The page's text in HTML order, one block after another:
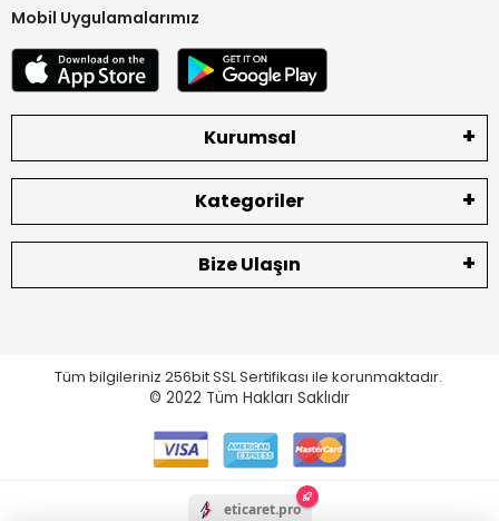
Mobil Uygulamalarımız
Kurumsal
Kategoriler
Bize Ulaşın
Tüm bilgileriniz 256bit SSL Sertifikası ile korunmaktadır.
© 2022 Tüm Hakları Saklıdır
eticaret.pro